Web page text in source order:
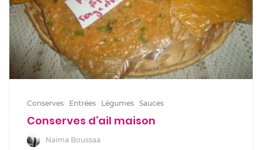
Conserves Entrées Légumes Sauces
Conserves d’ail maison
Naima Boussaa